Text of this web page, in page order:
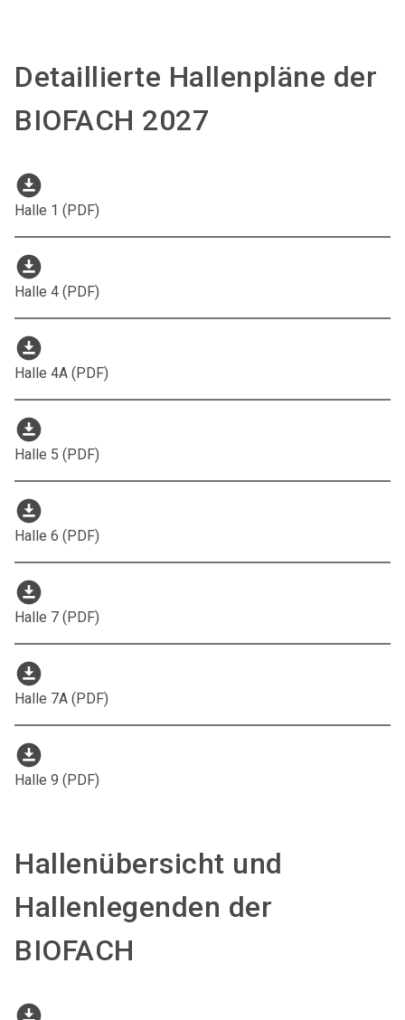
Detaillierte Hallenpläne der
BIOFACH 2027
download_for_offline
Halle 1 (PDF)
download_for_offline
Halle 4 (PDF)
download_for_offline
Halle 4A (PDF)
download_for_offline
Halle 5 (PDF)
download_for_offline
Halle 6 (PDF)
download_for_offline
Halle 7 (PDF)
download_for_offline
Halle 7A (PDF)
download_for_offline
Halle 9 (PDF)
Hallenübersicht und
Hallenlegenden der
BIOFACH